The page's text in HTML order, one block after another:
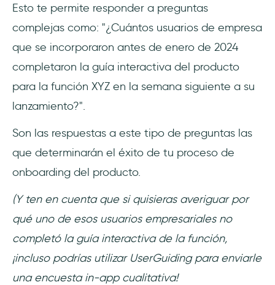
Esto te permite responder a preguntas
complejas como: "¿Cuántos usuarios de empresa
que se incorporaron antes de enero de 2024
completaron la guía interactiva del producto
para la función XYZ en la semana siguiente a su
lanzamiento?".
Son las respuestas a este tipo de preguntas las
que determinarán el éxito de tu proceso de
onboarding del producto.
(Y ten en cuenta que si quisieras averiguar por
qué uno de esos usuarios empresariales no
completó la guía interactiva de la función,
¡incluso podrías utilizar UserGuiding para enviarle
una encuesta in-app cualitativa!